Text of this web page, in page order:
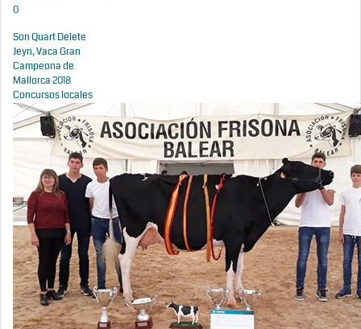
0
Son Quart Delete
Jeyn, Vaca Gran
Campeona de
Mallorca 2018
Concursos locales